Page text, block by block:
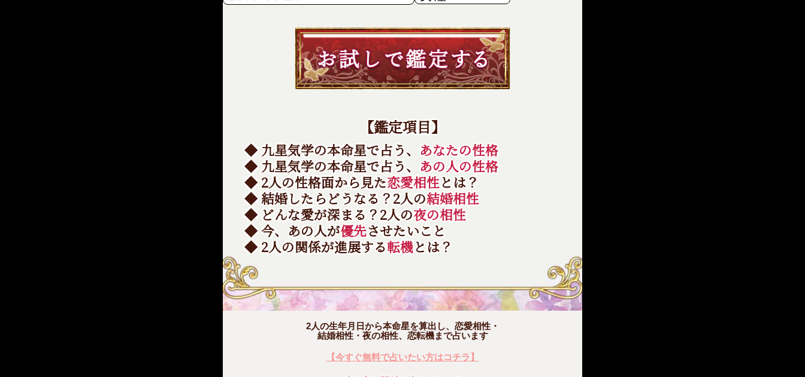
【鑑定項目】
◆ 九星気学の本命星で占う、 あなたの性格
◆ 九星気学の本命星で占う、 あの人の性格
◆ 2人の性格面から見た恋愛相性とは？
◆ 結婚したらどうなる？2人の結婚相性
◆ どんな愛が深まる？2人の夜の相性
◆ 今、あの人が優先させたいこと
◆ 2人の関係が進展する転機とは？
2人の生年月日から本命星を算出し、恋愛相性・
結婚相性・夜の相性、恋転機まで占います
【今すぐ無料で占いたい方はコチラ】